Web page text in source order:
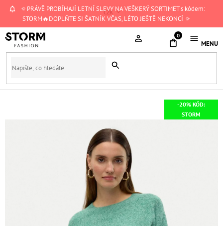
Přejít
🔅PRÁVĚ PROBÍHAJÍ LETNÍ SLEVY NA VEŠKERÝ SORTIMET s kódem:
STORM🔥DOPLŇTE SI ŠATNÍK VČAS, LÉTO JEŠTĚ NEKONCÍ 🔅
CZK
NÁKUPNÍ
-20% KÓD:
STORM